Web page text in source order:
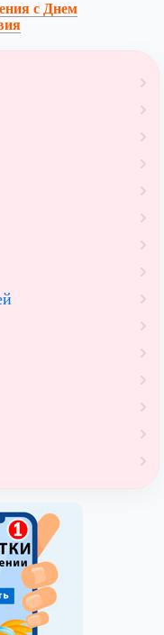
с Днем